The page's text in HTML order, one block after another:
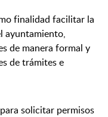
finalidad facilitar la
ayuntamiento,
de manera formal y
de trámites e
solicitar permisos